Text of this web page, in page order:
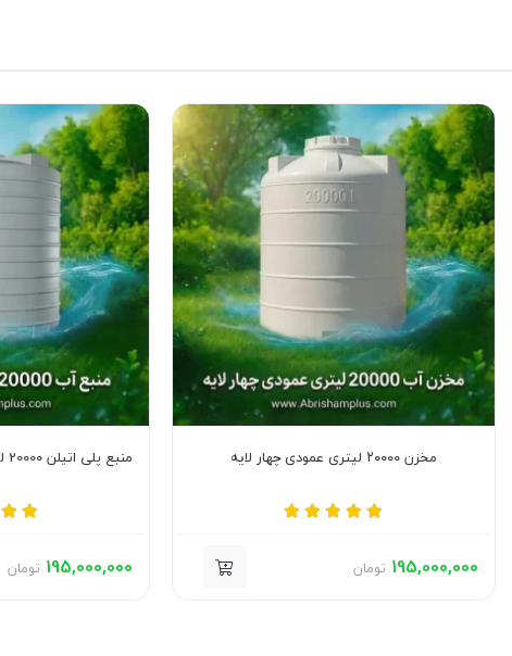
مخزن ۲۰۰۰۰ لیتری عمودی چهار لایه
195,000,000 تومان
منبع پلی اتیلن 20000 لیتری سه لایه عمودی اصلی
195,000,000 تومان